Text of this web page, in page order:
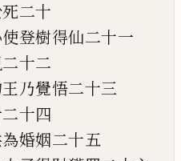
二十
登樹得仙二十一
十二
乃覺悟二十三
十四
婚姻二十五